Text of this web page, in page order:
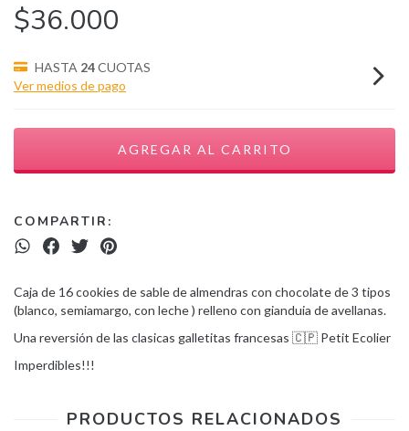
$36.000
HASTA 24CUOTAS
Ver medios de pago
COMPARTIR:
Caja de 16 cookies de sable de almendras con chocolate de 3 tipos
(blanco, semiamargo, con leche ) relleno con gianduia de avellanas.
Una reversión de las clasicas galletitas francesas 🇨🇵 Petit Ecolier
Imperdibles!!!
PRODUCTOS RELACIONADOS